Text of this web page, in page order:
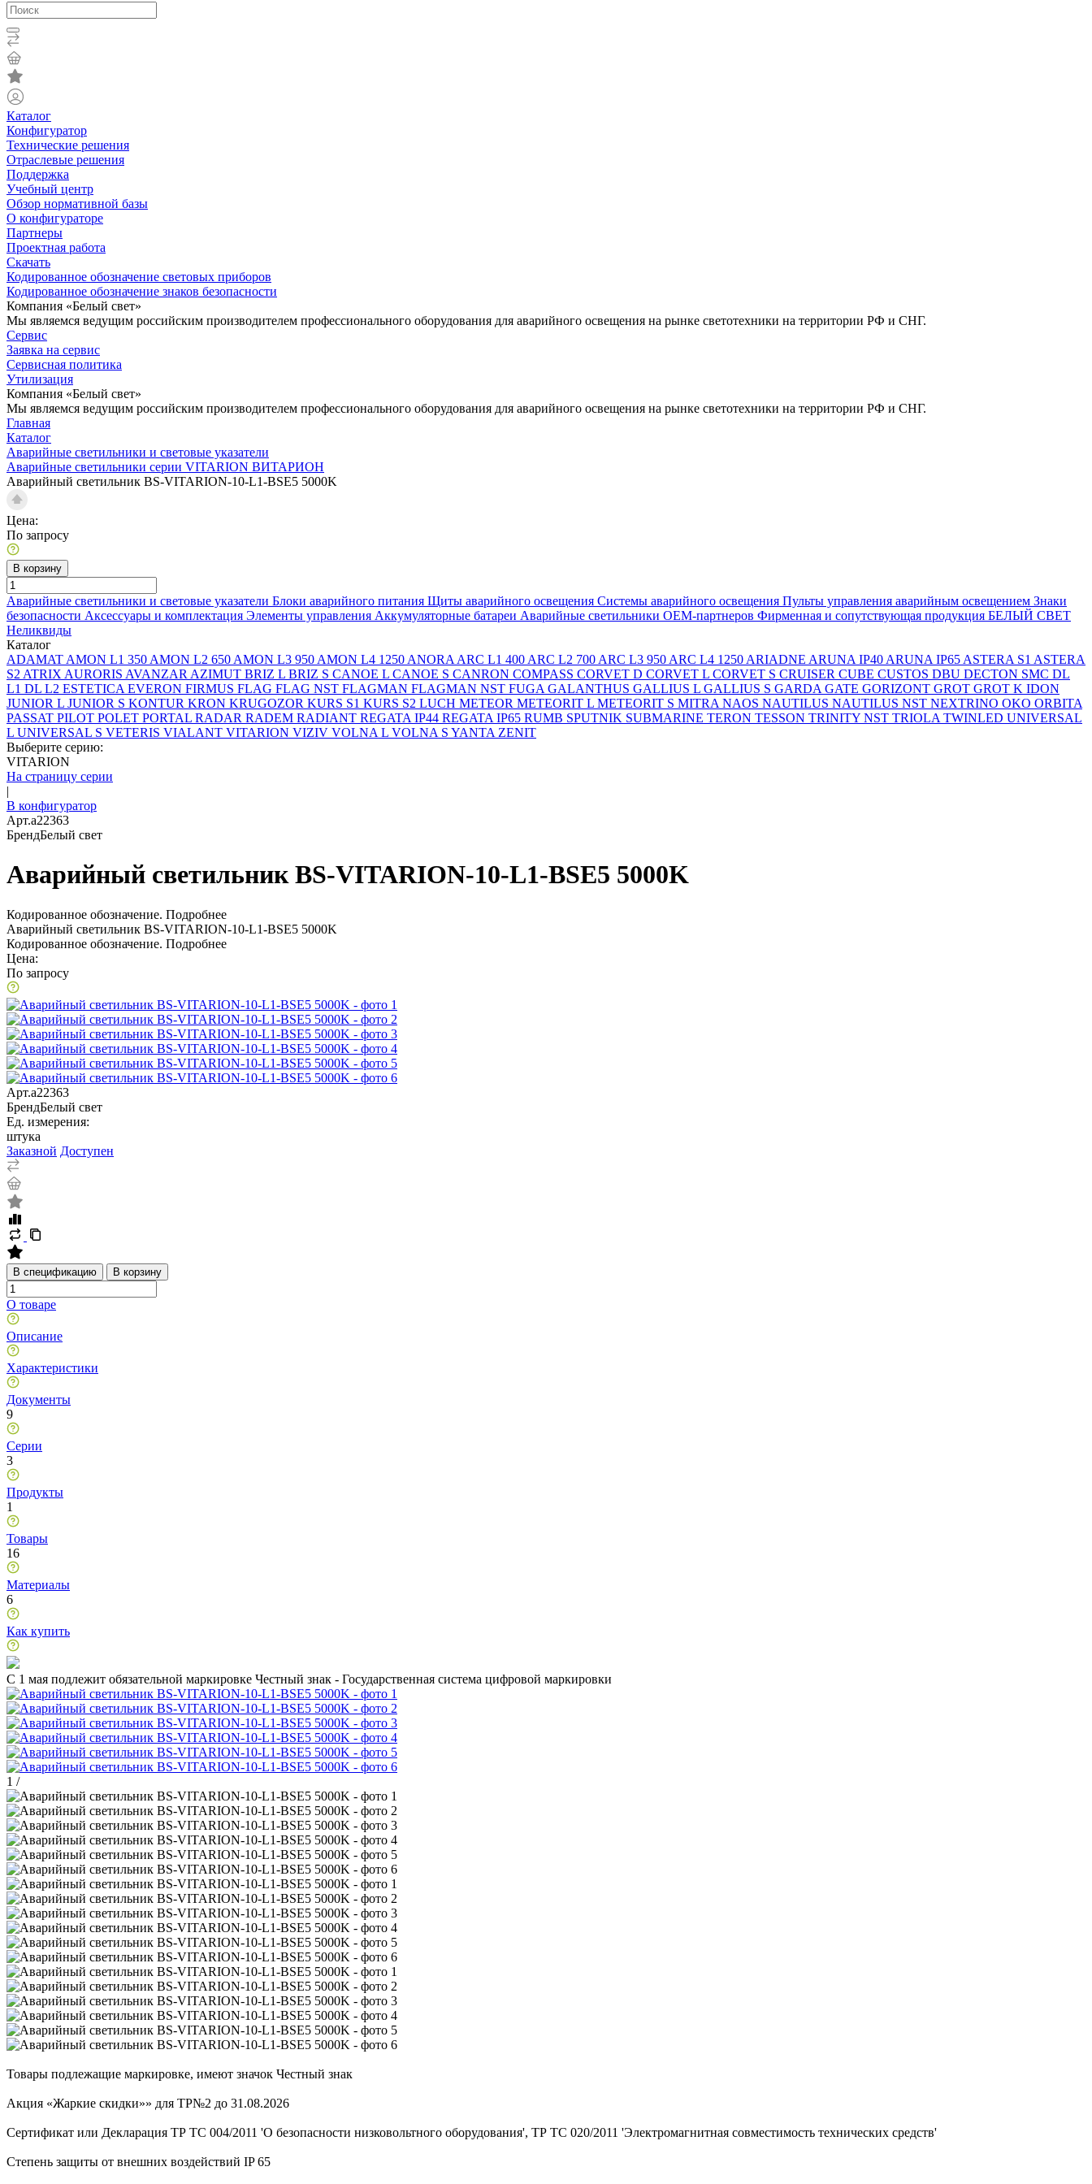
Каталог
Конфигуратор
Технические решения
Отраслевые решения
Поддержка
Учебный центр
Обзор нормативной базы
О конфигураторе
Партнеры
Проектная работа
Скачать
Кодированное обозначение световых приборов
Кодированное обозначение знаков безопасности
Компания «Белый свет»
Мы являемся ведущим российским производителем профессионального оборудования для аварийного освещения на рынке светотехники на территории РФ и СНГ.
Сервис
Заявка на сервис
Сервисная политика
Утилизация
Компания «Белый свет»
Мы являемся ведущим российским производителем профессионального оборудования для аварийного освещения на рынке светотехники на территории РФ и СНГ.
Главная
Каталог
Аварийные светильники и световые указатели
Аварийные светильники серии VITARION ВИТАРИОН
Аварийный светильник BS-VITARION-10-L1-BSE5 5000K
Цена:
По запросу
В корзину
Аварийные светильники и световые указатели Блоки аварийного питания Щиты аварийного освещения Системы аварийного освещения Пульты управления аварийным освещением Знаки
безопасности Аксессуары и комплектация Элементы управления Аккумуляторные батареи Аварийные светильники ОЕМ-партнеров Фирменная и сопутствующая продукция БЕЛЫЙ СВЕТ
Неликвиды
Каталог
ADAMAT AMON L1 350 AMON L2 650 AMON L3 950 AMON L4 1250 ANORA ARC L1 400 ARC L2 700 ARC L3 950 ARC L4 1250 ARIADNE ARUNA IP40 ARUNA IP65 ASTERA S1 ASTERA
S2 ATRIX AURORIS AVANZAR AZIMUT BRIZ L BRIZ S CANOE L CANOE S CANRON COMPASS CORVET D CORVET L CORVET S CRUISER CUBE CUSTOS DBU DECTON SMC DL
L1 DL L2 ESTETICA EVERON FIRMUS FLAG FLAG NST FLAGMAN FLAGMAN NST FUGA GALANTHUS GALLIUS L GALLIUS S GARDA GATE GORIZONT GROT GROT K IDON
JUNIOR L JUNIOR S KONTUR KRON KRUGOZOR KURS S1 KURS S2 LUCH METEOR METEORIT L METEORIT S MITRA NAOS NAUTILUS NAUTILUS NST NEXTRINO OKO ORBITA
PASSAT PILOT POLET PORTAL RADAR RADEM RADIANT REGATA IP44 REGATA IP65 RUMB SPUTNIK SUBMARINE TERON TESSON TRINITY NST TRIOLA TWINLED UNIVERSAL
L UNIVERSAL S VETERIS VIALANT VITARION VIZIV VOLNA L VOLNA S YANTA ZENIT
Выберите серию:
VITARION
На страницу серии
|
В конфигуратор
Арт.a22363
БрендБелый свет
Аварийный светильник BS-VITARION-10-L1-BSE5 5000K
Кодированное обозначение. Подробнее
Аварийный светильник BS-VITARION-10-L1-BSE5 5000K
Кодированное обозначение. Подробнее
Цена:
По запросу
Арт.a22363
БрендБелый свет
Ед. измерения:
штука
Заказной Доступен
В спецификацию В корзину
О товаре
Описание
Характеристики
Документы
9
Серии
3
Продукты
1
Товары
16
Материалы
6
Как купить
C 1 мая подлежит обязательной маркировке Честный знак - Государственная система цифровой маркировки
1 /
Товары подлежащие маркировке, имеют значок Честный знак
Акция «Жаркие скидки»» для ТР№2 до 31.08.2026
Сертификат или Декларация ТР ТС 004/2011 'О безопасности низковольтного оборудования', ТР ТС 020/2011 'Электромагнитная совместимость технических средств'
Степень защиты от внешних воздействий IP 65